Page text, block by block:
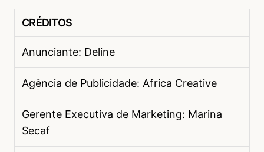
CRÉDITOS
Anunciante: Deline
Agência de Publicidade: Africa Creative
Gerente Executiva de Marketing: Marina
Secaf